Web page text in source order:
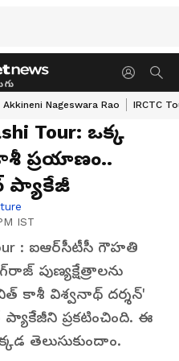
Akkineni Nageswara Rao IRCTC
Tour: ఒక్క
ప్రయాణం..
ప్యాకేజీ
IST
: ఐఆర్‌సీటీసీ గౌహతి
పుణ్యక్షేత్రాలను
కాశీ విశ్వనాథ్ దర్శన్'
ప్రకటించింది. ఈ
తెలుసుకుందాం.